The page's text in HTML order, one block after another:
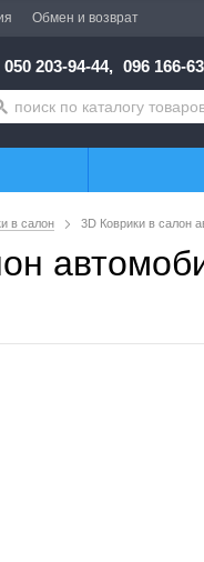
Обмен и возврат
050 203-94-44, 096 166-
в салон 3D Коврики в салон